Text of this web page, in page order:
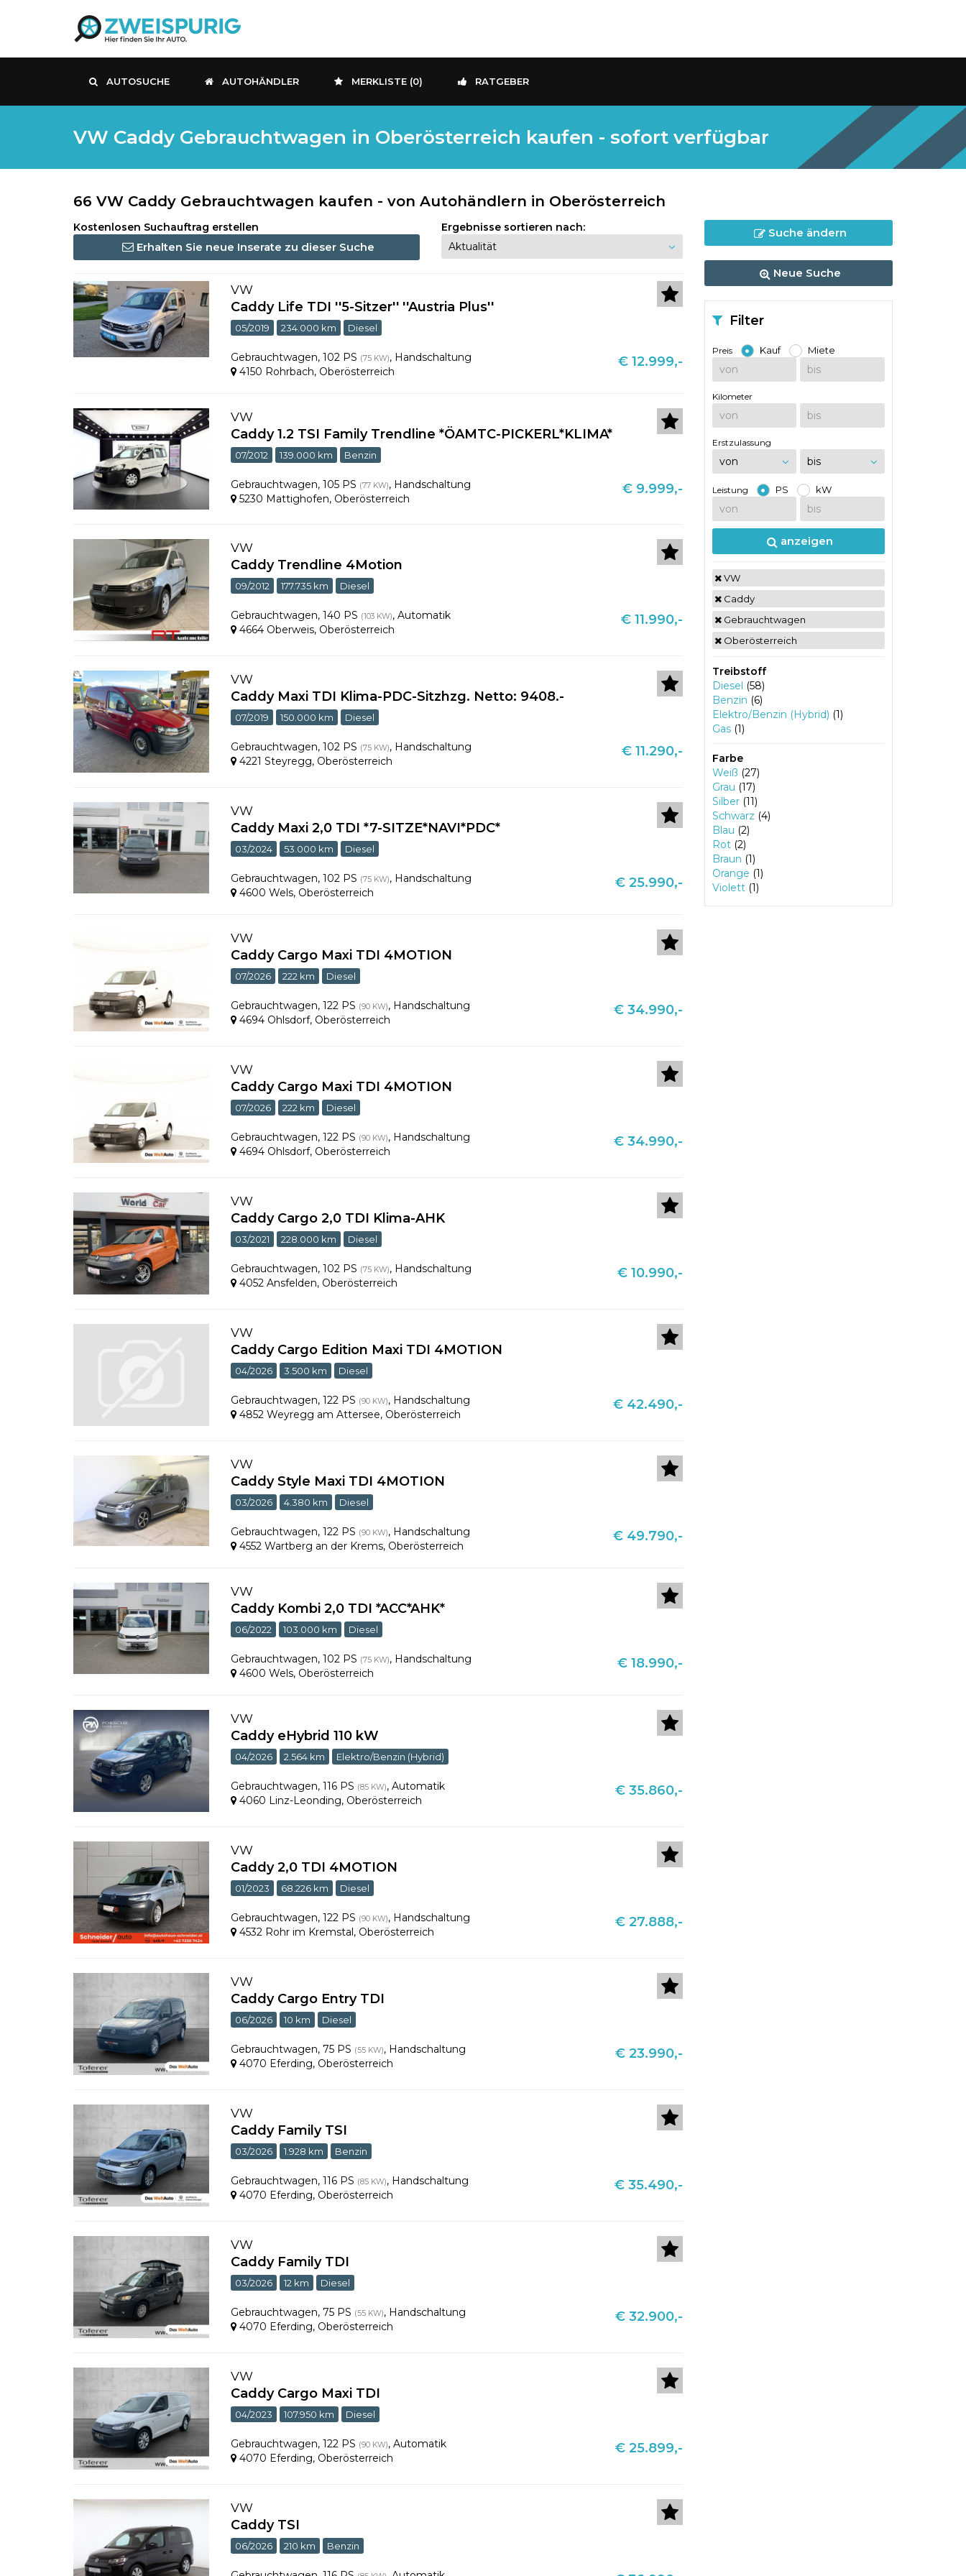
AUTOSUCHE AUTOHÄNDLER MERKLISTE (0) RATGEBER
VW Caddy Gebrauchtwagen in Oberösterreich kaufen - sofort verfügbar
66 VW Caddy Gebrauchtwagen kaufen - von Autohändlern in Oberösterreich
Suche ändern
Neue Suche
Filter
Preis Kauf Miete
Kilometer
Erstzulassung
Leistung PS kW
anzeigen
VW
Caddy
Gebrauchtwagen
Oberösterreich
Treibstoff
Diesel (58)
Benzin (6)
Elektro/Benzin (Hybrid) (1)
Gas(1)
Farbe
Weiß (27)
Grau (17)
Silber(11)
Schwarz (4)
Blau (2)
Rot(2)
Braun (1)
Orange (1)
Violett(1)
Kostenlosen Suchauftrag erstellen
Erhalten Sie neue Inserate zu dieser Suche
Ergebnisse sortieren nach:
VW
Caddy Life TDI ''5-Sitzer'' ''Austria Plus''
05/2019 234.000 km Diesel
Gebrauchtwagen,102 PS (75 KW), Handschaltung
4150 Rohrbach, Oberösterreich
€ 12.999,-
VW
Caddy 1.2 TSI Family Trendline *ÖAMTC-PICKERL*KLIMA*
07/2012 139.000 km Benzin
Gebrauchtwagen,105 PS (77 KW), Handschaltung
5230 Mattighofen, Oberösterreich
€ 9.999,-
VW
Caddy Trendline 4Motion
09/2012 177.735 km Diesel
Gebrauchtwagen,140 PS (103 KW),Automatik
4664 Oberweis, Oberösterreich
€ 11.990,-
VW
Caddy Maxi TDI Klima-PDC-Sitzhzg. Netto: 9408.-
07/2019 150.000 km Diesel
Gebrauchtwagen,102 PS (75 KW), Handschaltung
4221 Steyregg, Oberösterreich
€ 11.290,-
VW
Caddy Maxi 2,0 TDI *7-SITZE*NAVI*PDC*
03/2024 53.000 km Diesel
Gebrauchtwagen,102 PS (75 KW), Handschaltung
4600 Wels, Oberösterreich
€ 25.990,-
VW
Caddy Cargo Maxi TDI 4MOTION
07/2026 222 km Diesel
Gebrauchtwagen,122 PS (90 KW), Handschaltung
4694 Ohlsdorf, Oberösterreich
€ 34.990,-
VW
Caddy Cargo Maxi TDI 4MOTION
07/2026 222 km Diesel
Gebrauchtwagen,122 PS (90 KW), Handschaltung
4694 Ohlsdorf, Oberösterreich
€ 34.990,-
VW
Caddy Cargo 2,0 TDI Klima-AHK
03/2021 228.000 km Diesel
Gebrauchtwagen,102 PS (75 KW), Handschaltung
4052 Ansfelden, Oberösterreich
€ 10.990,-
VW
Caddy Cargo Edition Maxi TDI 4MOTION
04/2026 3.500 km Diesel
Gebrauchtwagen,122 PS (90 KW), Handschaltung
4852 Weyregg am Attersee, Oberösterreich
€ 42.490,-
VW
Caddy Style Maxi TDI 4MOTION
03/2026 4.380 km Diesel
Gebrauchtwagen,122 PS (90 KW), Handschaltung
4552 Wartberg an der Krems, Oberösterreich
€ 49.790,-
VW
Caddy Kombi 2,0 TDI *ACC*AHK*
06/2022 103.000 km Diesel
Gebrauchtwagen,102 PS (75 KW), Handschaltung
4600 Wels, Oberösterreich
€ 18.990,-
VW
Caddy eHybrid 110 kW
04/2026 2.564 km Elektro/Benzin (Hybrid)
Gebrauchtwagen,116 PS (85 KW),Automatik
4060 Linz-Leonding, Oberösterreich
€ 35.860,-
VW
Caddy 2,0 TDI 4MOTION
01/2023 68.226 km Diesel
Gebrauchtwagen,122 PS (90 KW), Handschaltung
4532 Rohr im Kremstal, Oberösterreich
€ 27.888,-
VW
Caddy Cargo Entry TDI
06/2026 10 km Diesel
Gebrauchtwagen,75 PS (55 KW), Handschaltung
4070 Eferding, Oberösterreich
€ 23.990,-
VW
Caddy Family TSI
03/2026 1.928 km Benzin
Gebrauchtwagen,116 PS (85 KW), Handschaltung
4070 Eferding, Oberösterreich
€ 35.490,-
VW
Caddy Family TDI
03/2026 12 km Diesel
Gebrauchtwagen,75 PS (55 KW), Handschaltung
4070 Eferding, Oberösterreich
€ 32.900,-
VW
Caddy Cargo Maxi TDI
04/2023 107.950 km Diesel
Gebrauchtwagen,122 PS (90 KW),Automatik
4070 Eferding, Oberösterreich
€ 25.899,-
VW
Caddy TSI
06/2026 210 km Benzin